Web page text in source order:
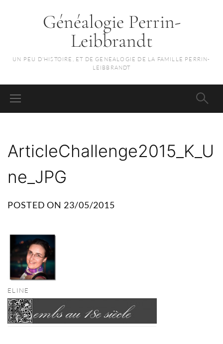
Généalogie Perrin-
Leibbrandt
UN PEU D'HISTOIRE, ET DE GENEALOGIE DE LA FAMILLE PERRIN-
LEIBBRANDT
ArticleChallenge2015_K_U
ne_JPG
POSTED ON 23/05/2015
ELINE